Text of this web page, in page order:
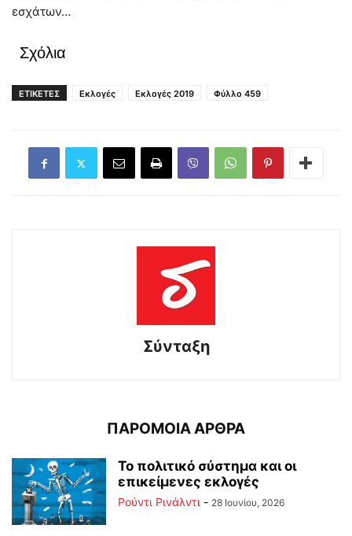
εσχάτων…
Σχόλια
ΕΤΙΚΕΤΕΣ Εκλογές Εκλογές 2019 Φύλλο 459
Σύνταξη
ΠΑΡΟΜΟΙΑ ΑΡΘΡΑ
Το πολιτικό σύστημα και οι
επικείμενες εκλογές
Ρούντι Ρινάλντι - 28 Ιουνίου, 2026